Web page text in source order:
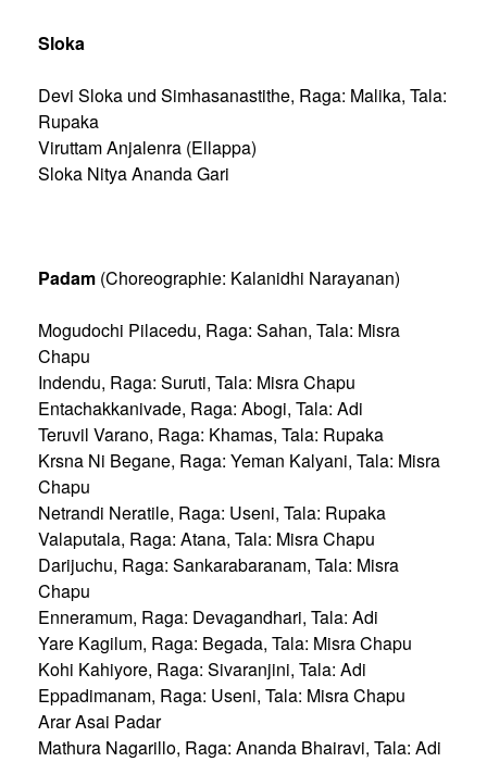
Sloka
Devi Sloka und Simhasanastithe, Raga: Malika, Tala:
Rupaka
Viruttam Anjalenra (Ellappa)
Sloka Nitya Ananda Gari
Padam (Choreographie: Kalanidhi Narayanan)
Mogudochi Pilacedu, Raga: Sahan, Tala: Misra
Chapu
Indendu, Raga: Suruti, Tala: Misra Chapu
Entachakkanivade, Raga: Abogi, Tala: Adi
Teruvil Varano, Raga: Khamas, Tala: Rupaka
Krsna Ni Begane, Raga: Yeman Kalyani, Tala: Misra
Chapu
Netrandi Neratile, Raga: Useni, Tala: Rupaka
Valaputala, Raga: Atana, Tala: Misra Chapu
Darijuchu, Raga: Sankarabaranam, Tala: Misra
Chapu
Enneramum, Raga: Devagandhari, Tala: Adi
Yare Kagilum, Raga: Begada, Tala: Misra Chapu
Kohi Kahiyore, Raga: Sivaranjini, Tala: Adi
Eppadimanam, Raga: Useni, Tala: Misra Chapu
Arar Asai Padar
Mathura Nagarillo, Raga: Ananda Bhairavi, Tala: Adi